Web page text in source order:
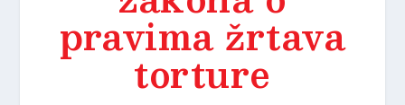
pravima žrtava
torture